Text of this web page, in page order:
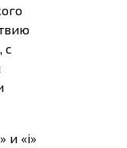
с
и «i»